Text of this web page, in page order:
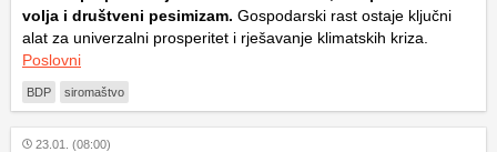
volja i društveni pesimizam. Gospodarski rast ostaje ključni
alat za univerzalni prosperitet i rješavanje klimatskih kriza.
Poslovni
BDP siromaštvo
23.01. (08:00)